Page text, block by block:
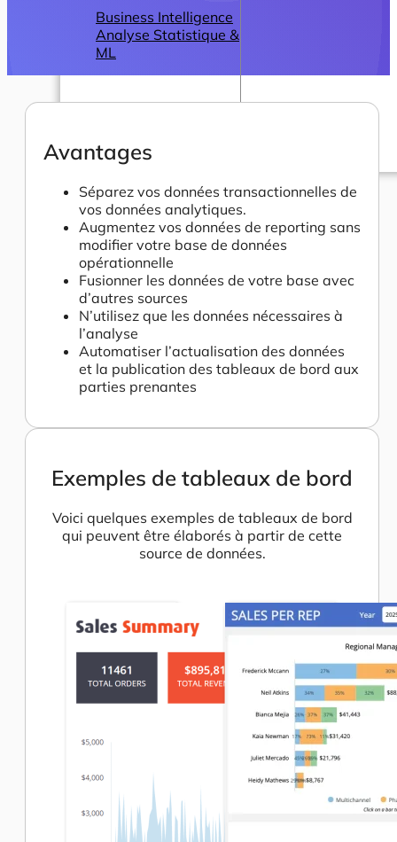
Business Intelligence
Analyse Statistique &
ML
Avantages
Séparez vos données transactionnelles de
vos données analytiques.
Augmentez vos données de reporting sans
modifier votre base de données
opérationnelle
Fusionner les données de votre base avec
d’autres sources
N’utilisez que les données nécessaires à
l’analyse
Automatiser l’actualisation des données
et la publication des tableaux de bord aux
parties prenantes
Exemples de tableaux de bord
Voici quelques exemples de tableaux de bord
qui peuvent être élaborés à partir de cette
source de données.